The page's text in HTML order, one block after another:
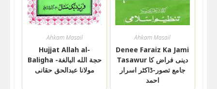
Ahkam Masail
Hujjat Allah al-
Baligha حجة الله البالغة-
مولانا عبدالحق حقانی
Ahkam Masail
Denee Faraiz Ka Jami
Tasawur دینی فراض کا
جامع تصور-ڈاکٹر اسرار
احمد